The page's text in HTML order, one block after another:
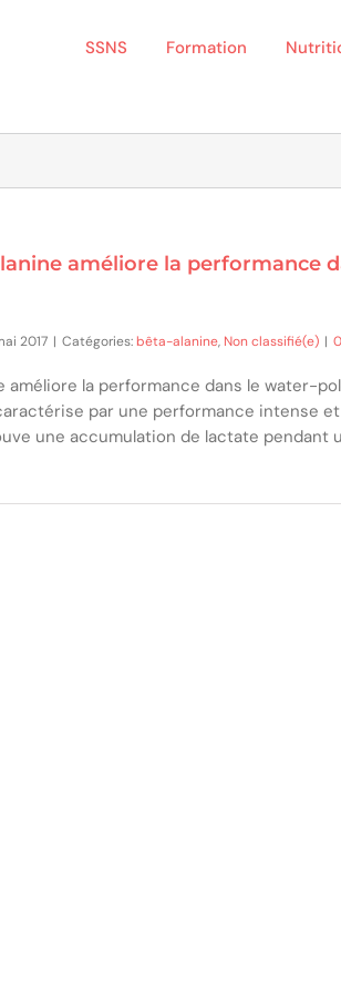
SSNS Formation
améliore la performance
2017 | Catégories:bêta-alanine, Non classifié(e) |
améliore la performance dans le water-
par une performance intense
une accumulation de lactate pendant